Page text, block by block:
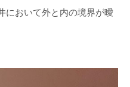
において外と内の境界が曖